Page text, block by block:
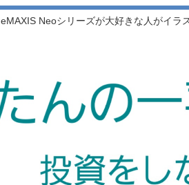
eMAXIS Neoシリーズが大好きな人がイラ